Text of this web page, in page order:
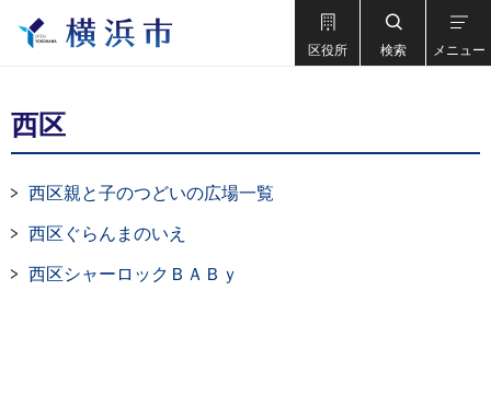
区役所 検索 メニュー
西区
西区親と子のつどいの広場一覧
西区ぐらんまのいえ
西区シャーロックＢＡＢｙ